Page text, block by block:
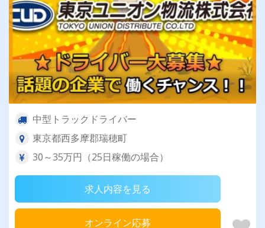
中型トラックドライバー
東京都西多摩郡瑞穂町
30～35万円（25日稼働の場合）
求人内容を見る
オンライン応募